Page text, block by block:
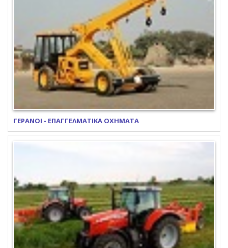
ΓΕΡΑΝΟΙ - ΕΠΑΓΓΕΛΜΑΤΙΚΑ ΟΧΗΜΑΤΑ